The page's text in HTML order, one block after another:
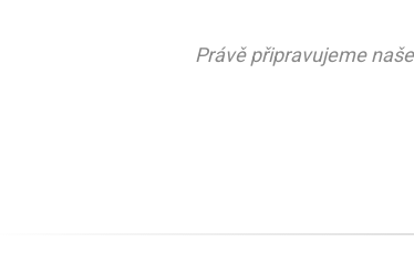
Právě připravujeme